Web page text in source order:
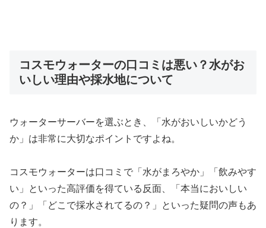
コスモウォーターの口コミは悪い？水がお
いしい理由や採水地について
ウォーターサーバーを選ぶとき、「水がおいしいかどう
か」は非常に大切なポイントですよね。
コスモウォーターは口コミで「水がまろやか」「飲みやす
い」といった高評価を得ている反面、「本当においしい
の？」「どこで採水されてるの？」といった疑問の声もあ
ります。